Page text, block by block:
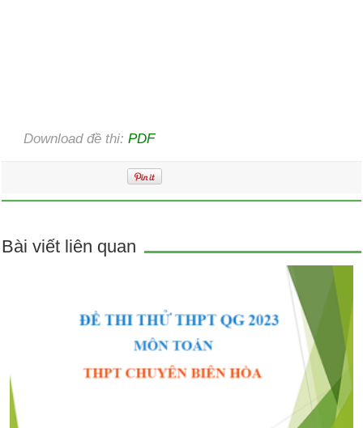
Download đề thi:PDF
Bài viết liên quan